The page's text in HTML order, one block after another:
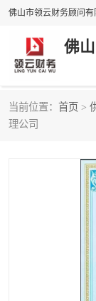
佛
当前位置： 首页 >
理公司
补贴申办